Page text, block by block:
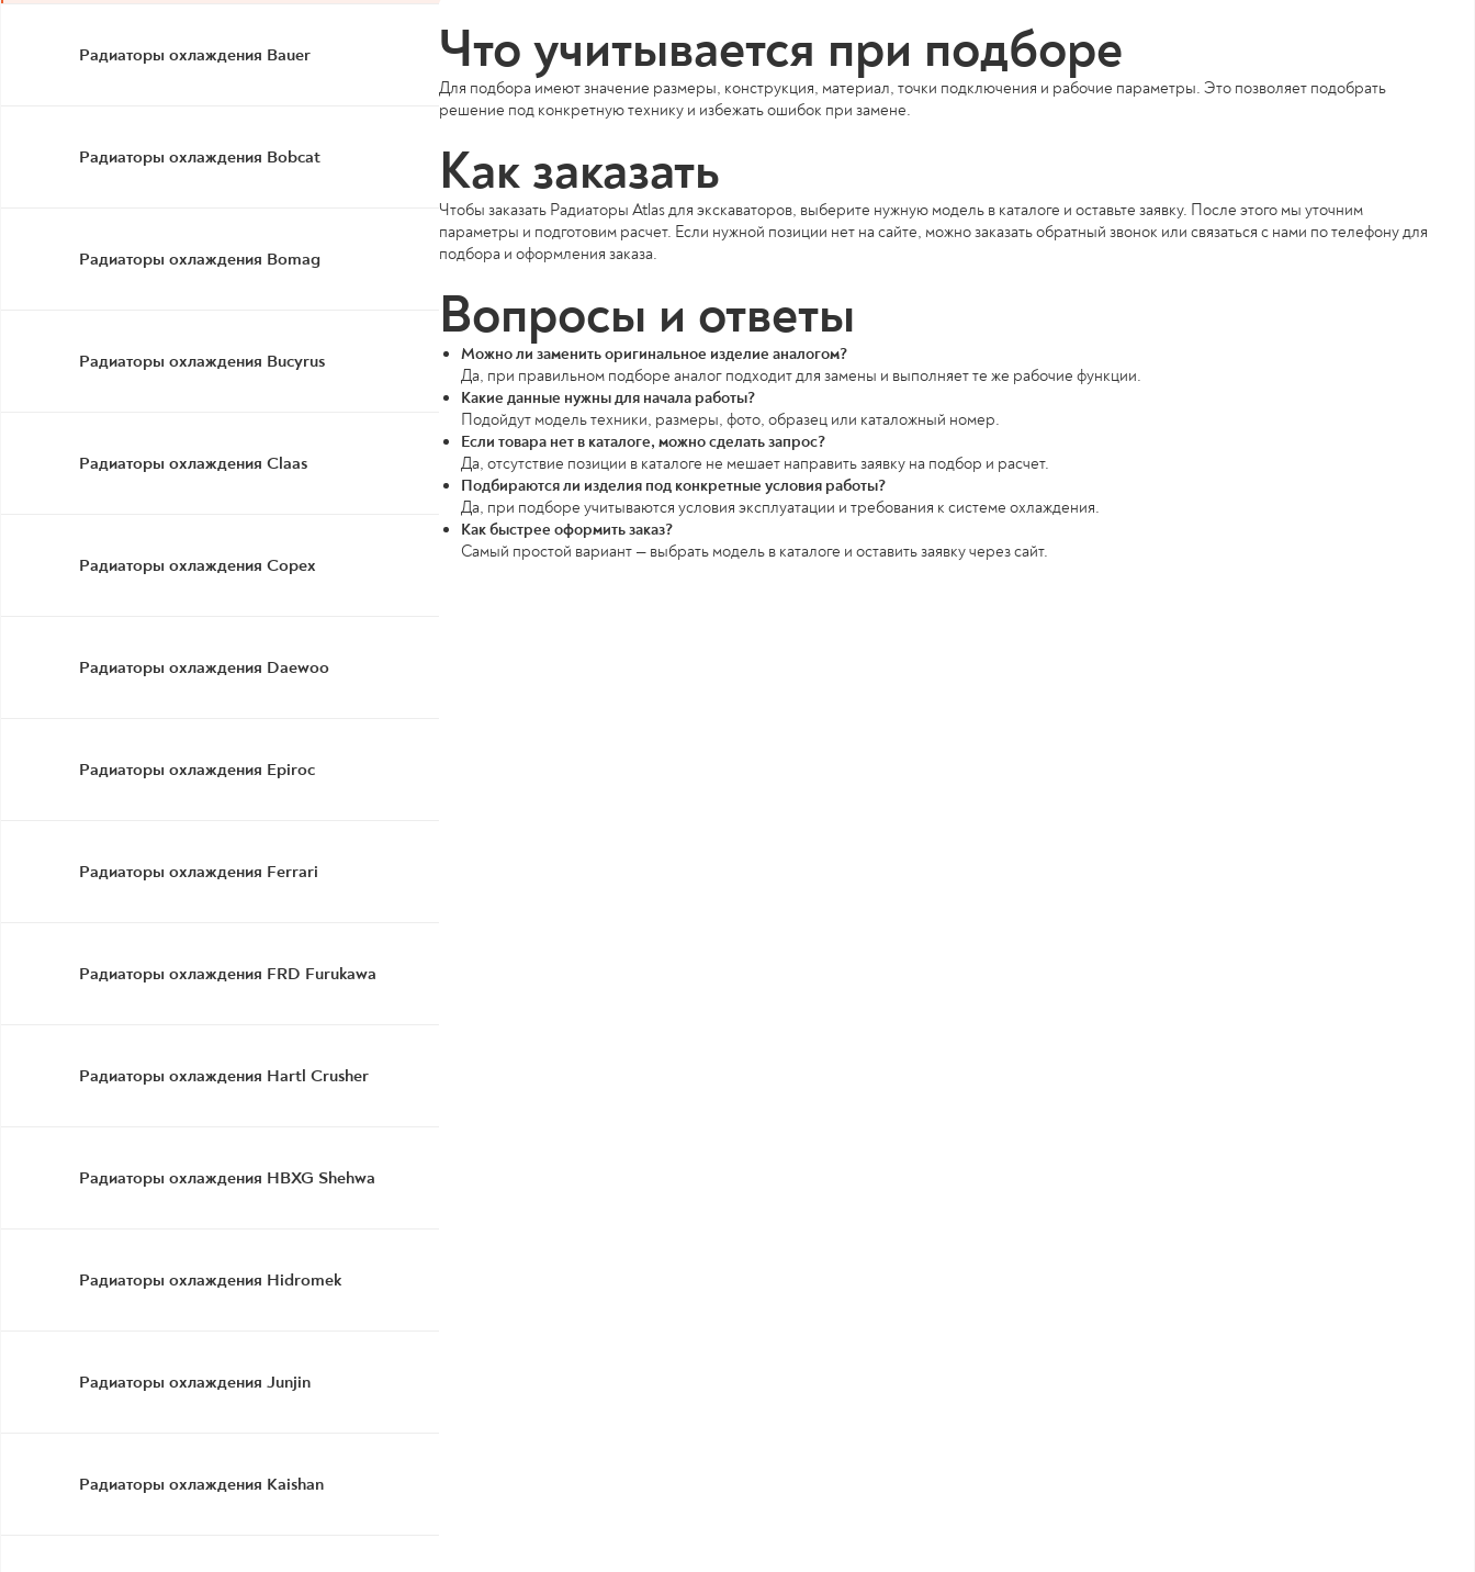
Радиаторы охлаждения Bauer
Радиаторы охлаждения Bobcat
Радиаторы охлаждения Bomag
Радиаторы охлаждения Bucyrus
Радиаторы охлаждения Claas
Радиаторы охлаждения Copex
Радиаторы охлаждения Daewoo
Радиаторы охлаждения Epiroc
Радиаторы охлаждения Ferrari
Радиаторы охлаждения FRD Furukawa
Радиаторы охлаждения Hartl Crusher
Радиаторы охлаждения HBXG Shehwa
Радиаторы охлаждения Hidromek
Радиаторы охлаждения Junjin
Радиаторы охлаждения Kaishan
Что учитывается при подборе
Для подбора имеют значение размеры, конструкция, материал, точки подключения и рабочие параметры. Это позволяет подобрать
решение под конкретную технику и избежать ошибок при замене.
Как заказать
Чтобы заказать Радиаторы Atlas для экскаваторов, выберите нужную модель в каталоге и оставьте заявку. После этого мы уточним
параметры и подготовим расчет. Если нужной позиции нет на сайте, можно заказать обратный звонок или связаться с нами по телефону для
подбора и оформления заказа.
Вопросы и ответы
Можно ли заменить оригинальное изделие аналогом?
Да, при правильном подборе аналог подходит для замены и выполняет те же рабочие функции.
Какие данные нужны для начала работы?
Подойдут модель техники, размеры, фото, образец или каталожный номер.
Если товара нет в каталоге, можно сделать запрос?
Да, отсутствие позиции в каталоге не мешает направить заявку на подбор и расчет.
Подбираются ли изделия под конкретные условия работы?
Да, при подборе учитываются условия эксплуатации и требования к системе охлаждения.
Как быстрее оформить заказ?
Самый простой вариант — выбрать модель в каталоге и оставить заявку через сайт.